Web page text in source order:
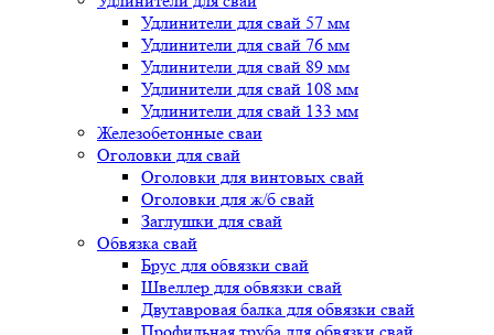
Удлинители для свай 57 мм
Удлинители для свай 76 мм
Удлинители для свай 89 мм
Удлинители для свай 108 мм
Удлинители для свай 133 мм
Железобетонные сваи
Оголовки для свай
Оголовки для винтовых свай
Оголовки для ж/б свай
Заглушки для свай
Обвязка свай
Брус для обвязки свай
Швеллер для обвязки свай
Двутавровая балка для обвязки свай